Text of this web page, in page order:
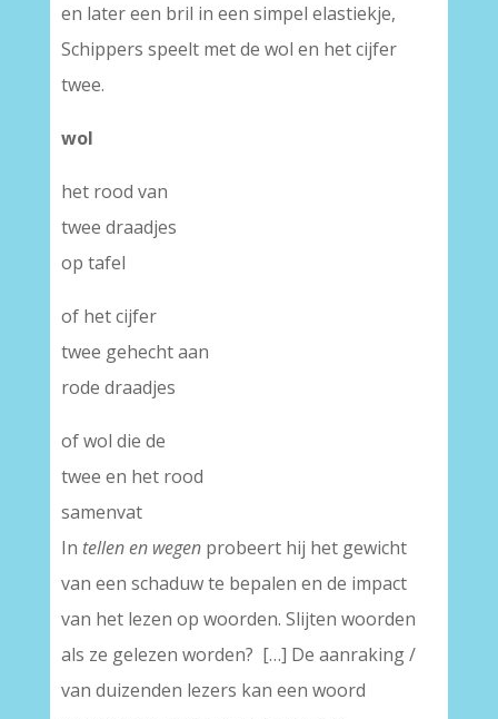
en later een bril in een simpel elastiekje,
Schippers speelt met de wol en het cijfer
twee.
wol
het rood van
twee draadjes
op tafel
of het cijfer
twee gehecht aan
rode draadjes
of wol die de
twee en het rood
samenvat
In tellen en wegenprobeert hij het gewicht
van een schaduw te bepalen en de impact
van het lezen op woorden. Slijten woorden
als ze gelezen worden? […] De aanraking /
van duizenden lezers kan een woord